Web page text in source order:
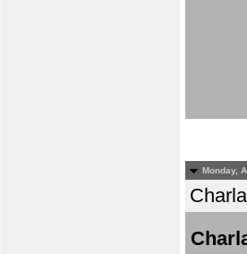
Monday,